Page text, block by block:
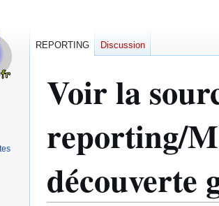
Voir la
reporting/
découverte
REPORTING Discussion